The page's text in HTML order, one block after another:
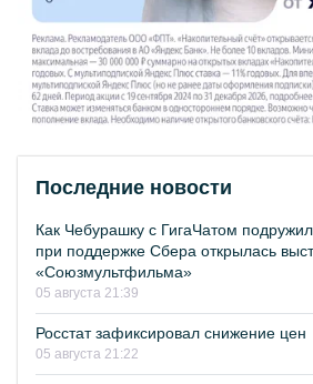
Последние новости
Как Чебурашку с ГигаЧатом
при поддержке Сбера открылась
«Союзмультфильма»
05 августа 21:39
Росстат зафиксировал снижение цен
05 августа 21:22